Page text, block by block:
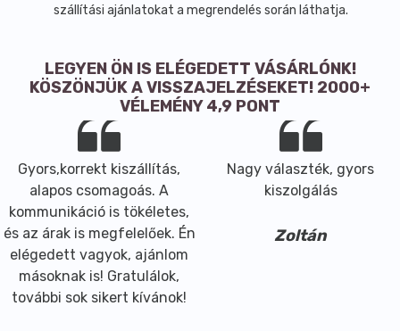
szállítási ajánlatokat a megrendelés során láthatja.
LEGYEN ÖN IS ELÉGEDETT VÁSÁRLÓNK!
KÖSZÖNJÜK A VISSZAJELZÉSEKET! 2000+
VÉLEMÉNY 4,9 PONT
Gyors,korrekt kiszállítás,
alapos csomagoás. A
kommunikáció is tökéletes,
és az árak is megfelelőek. Én
elégedett vagyok, ajánlom
másoknak is! Gratulálok,
további sok sikert kívánok!
Nagy választék, gyors
kiszolgálás
Zoltán